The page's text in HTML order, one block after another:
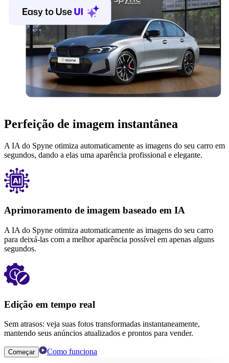
Perfeição de imagem instantânea
A IA do Spyne otimiza automaticamente as imagens do seu carro em
segundos, dando a elas uma aparência profissional e elegante.
Aprimoramento de imagem baseado em IA
A IA do Spyne otimiza automaticamente as imagens do seu carro
para deixá-las com a melhor aparência possível em apenas alguns
segundos.
Edição em tempo real
Sem atrasos: veja suas fotos transformadas instantaneamente,
mantendo seus anúncios atualizados e prontos para vender.
Começar Como funciona